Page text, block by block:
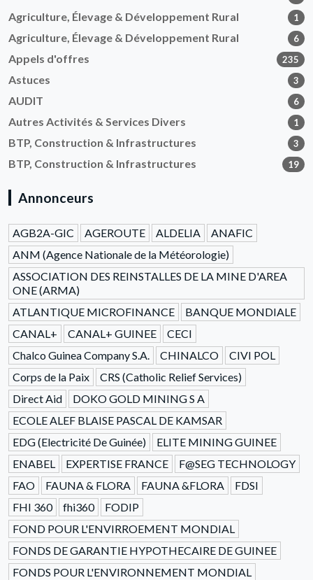
Agriculture, Élevage & Développement Rural 1
Agriculture, Élevage & Développement Rural 6
Appels d'offres 235
Astuces 3
AUDIT 6
Autres Activités & Services Divers 1
BTP, Construction & Infrastructures 3
BTP, Construction & Infrastructures 19
Annonceurs
AGB2A-GIC AGEROUTE ALDELIA
ANAFIC
ANM (Agence Nationale de la Météorologie)
ASSOCIATION DES REINSTALLES DE LA MINE D'AREA
ONE (ARMA)
ATLANTIQUE MICROFINANCE
BANQUE MONDIALE
CANAL+
CANAL+ GUINEE
CECI
Chalco Guinea Company S.A.
CHINALCO
CIVI POL
Corps de la Paix
CRS (Catholic Relief Services)
Direct Aid
DOKO GOLD MINING S A
ECOLE ALEF BLAISE PASCAL DE KAMSAR
EDG (Electricité De Guinée)
ELITE MINING GUINEE
ENABEL
EXPERTISE FRANCE
F@SEG TECHNOLOGY
FAO
FAUNA & FLORA FAUNA &FLORA
FDSI
FHI 360
fhi360
FODIP
FOND POUR L'ENVIRROEMENT MONDIAL
FONDS DE GARANTIE HYPOTHECAIRE DE GUINEE
FONDS POUR L'ENVIRONNEMENT MONDIAL